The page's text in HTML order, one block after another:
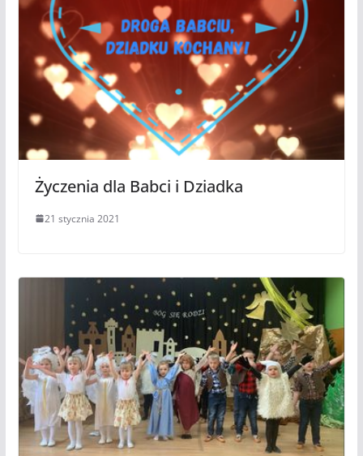
Życzenia dla Babci i Dziadka
21 stycznia 2021